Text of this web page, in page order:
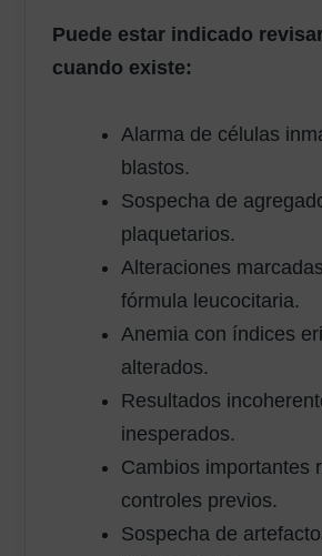
Puede estar indicado
cuando existe:
Alarma de células
blastos.
Sospecha de
plaquetarios.
Alteraciones
fórmula leucocitaria.
Anemia con índices
alterados.
Resultados
inesperados.
Cambios importantes
controles previos.
Sospecha de